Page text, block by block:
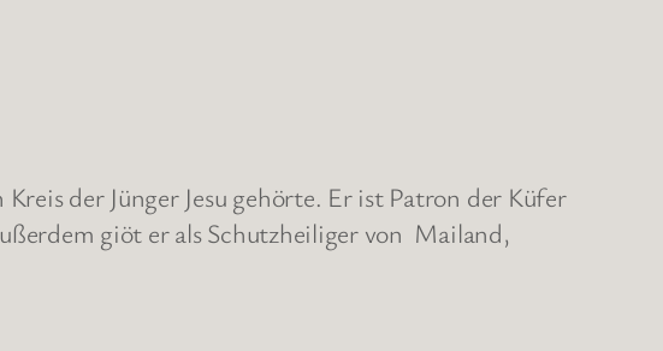
der Jünger Jesu gehörte. Er ist Patron der Küfer
giöt er als Schutzheiliger von Mailand,